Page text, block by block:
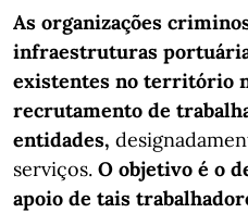
As organizações
infraestruturas
existentes no território
recrutamento de
entidades,
serviços. O objetivo é o
apoio de tais